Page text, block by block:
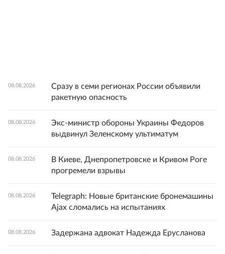
08.08.2026
Сразу в семи регионах России объявили
ракетную опасность
08.08.2026
Экс-министр обороны Украины Федоров
выдвинул Зеленскому ультиматум
08.08.2026
В Киеве, Днепропетровске и Кривом Роге
прогремели взрывы
08.08.2026
Telegraph: Новые британские бронемашины
Ajax сломались на испытаниях
08.08.2026 Задержана адвокат Надежда Ерусланова